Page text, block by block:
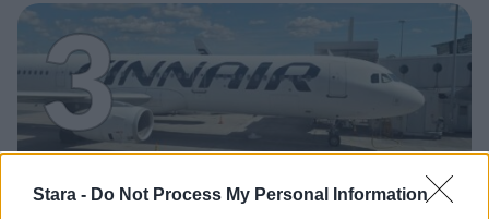
Stara - Do Not Process My Personal Information
3
MATKAILU